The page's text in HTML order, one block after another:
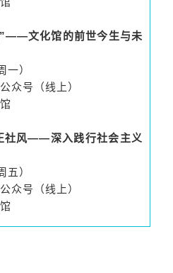
”——文化馆的前世今生与未
一）
众号（线上）
社风——深入践行社会主义
五）
众号（线上）